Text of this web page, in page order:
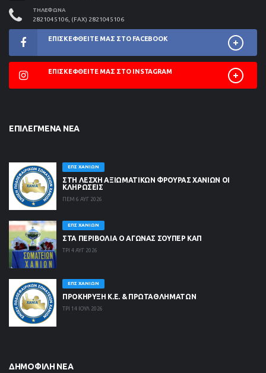
ΤΗΛΈΦΩΝΑ
2821045106, (FAX) 2821045106
ΕΠΙΣΚΕΦΘΕΊΤΕ ΜΑΣ ΣΤΟ FACEBOOK
ΕΠΙΣΚΕΦΘΕΊΤΕ ΜΑΣ ΣΤΟ INSTAGRAM
ΕΠΙΛΕΓΜΈΝΑ ΝΈΑ
ΕΠΣ ΧΑΝΊΩΝ
ΣΤΗ ΛΈΣΧΗ ΑΞΙΩΜΑΤΙΚΏΝ ΦΡΟΥΡΆΣ ΧΑΝΊΩΝ ΟΙ
ΚΛΗΡΏΣΕΙΣ
ΠΕΜ 6 ΑΥΓ 2026
ΕΠΣ ΧΑΝΊΩΝ
ΣΤΑ ΠΕΡΙΒΟΛΙΑ Ο ΑΓΩΝΑΣ ΣΟΥΠΕΡ ΚΑΠ
ΤΡΙ 4 ΑΥΓ 2026
ΕΠΣ ΧΑΝΊΩΝ
ΠΡΟΚΗΡΥΞΗ Κ.Ε. & ΠΡΩΤΑΘΛΗΜΑΤΩΝ
ΤΡΙ 14 ΙΟΥΛ 2026
ΔΗΜΟΦΙΛΉ ΝΈΑ